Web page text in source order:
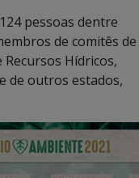
pessoas dentre
de comitês de
Hídricos,
de outros estados,